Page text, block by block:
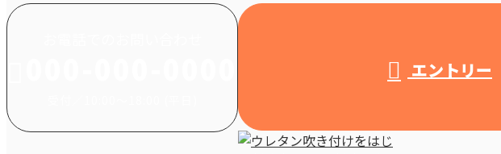
エントリー